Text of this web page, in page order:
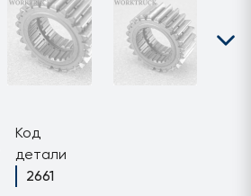
Код
детали
2661